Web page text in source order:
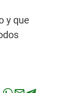
y que